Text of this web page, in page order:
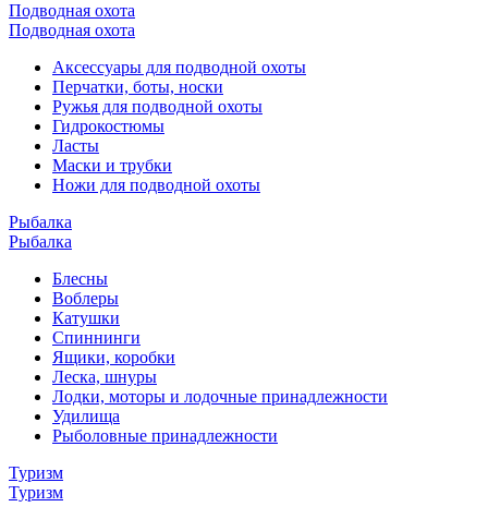
Подводная охота
Подводная охота
Аксессуары для подводной охоты
Перчатки, боты, носки
Ружья для подводной охоты
Гидрокостюмы
Ласты
Маски и трубки
Ножи для подводной охоты
Рыбалка
Рыбалка
Блесны
Воблеры
Катушки
Спиннинги
Ящики, коробки
Леска, шнуры
Лодки, моторы и лодочные принадлежности
Удилища
Рыболовные принадлежности
Туризм
Туризм